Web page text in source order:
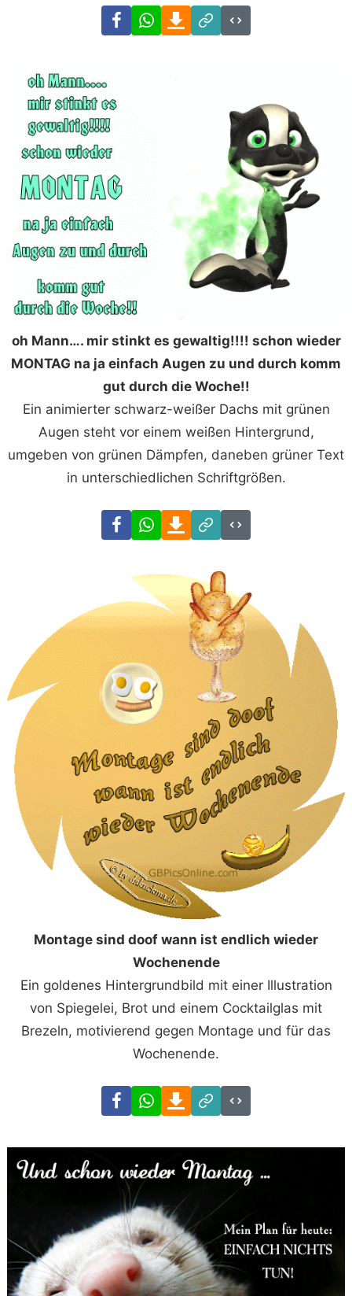
FacebookWhatsAppDownload
Link
Code
oh Mann…. mir stinkt es gewaltig!!!! schon wieder
MONTAG na ja einfach Augen zu und durch komm
gut durch die Woche!!
Ein animierter schwarz-weißer Dachs mit grünen
Augen steht vor einem weißen Hintergrund,
umgeben von grünen Dämpfen, daneben grüner Text
in unterschiedlichen Schriftgrößen.
FacebookWhatsAppDownload
Link
Code
Montage sind doof wann ist endlich wieder
Wochenende
Ein goldenes Hintergrundbild mit einer Illustration
von Spiegelei, Brot und einem Cocktailglas mit
Brezeln, motivierend gegen Montage und für das
Wochenende.
FacebookWhatsAppDownload
Link
Code